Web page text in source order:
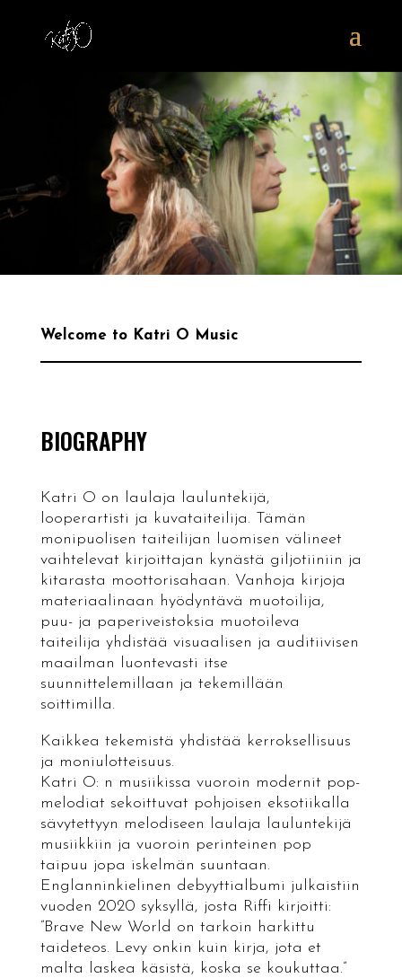
Welcome to Katri O Music
BIOGRAPHY
Katri O on laulaja lauluntekijä,
looperartisti ja kuvataiteilija. Tämän
monipuolisen taiteilijan luomisen välineet
vaihtelevat kirjoittajan kynästä giljotiiniin ja
kitarasta moottorisahaan. Vanhoja kirjoja
materiaalinaan hyödyntävä muotoilija,
puu- ja paperiveistoksia muotoileva
taiteilija yhdistää visuaalisen ja auditiivisen
maailman luontevasti itse
suunnittelemillaan ja tekemillään
soittimilla.
Kaikkea tekemistä yhdistää kerroksellisuus
ja moniulotteisuus.
Katri O: n musiikissa vuoroin modernit pop-
melodiat sekoittuvat pohjoisen eksotiikalla
sävytettyyn melodiseen laulaja lauluntekijä
musiikkiin ja vuoroin perinteinen pop
taipuu jopa iskelmän suuntaan.
Englanninkielinen debyyttialbumi julkaistiin
vuoden 2020 syksyllä, josta Riffi kirjoitti:
”Brave New World on tarkoin harkittu
taideteos. Levy onkin kuin kirja, jota et
malta laskea käsistä, koska se koukuttaa.”